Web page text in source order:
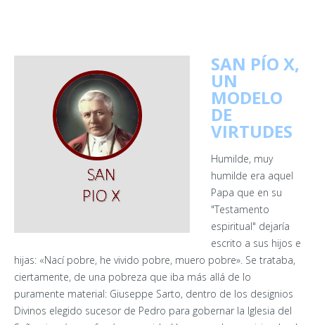
SAN PÍO X,
UN
MODELO
DE
VIRTUDES
Humilde, muy
humilde era aquel
Papa que en su
"Testamento
espiritual" dejaría
escrito a sus hijos e
hijas: «Nací pobre, he vivido pobre, muero pobre». Se trataba,
ciertamente, de una pobreza que iba más allá de lo
puramente material: Giuseppe Sarto, dentro de los designios
Divinos elegido sucesor de Pedro para gobernar la Iglesia del